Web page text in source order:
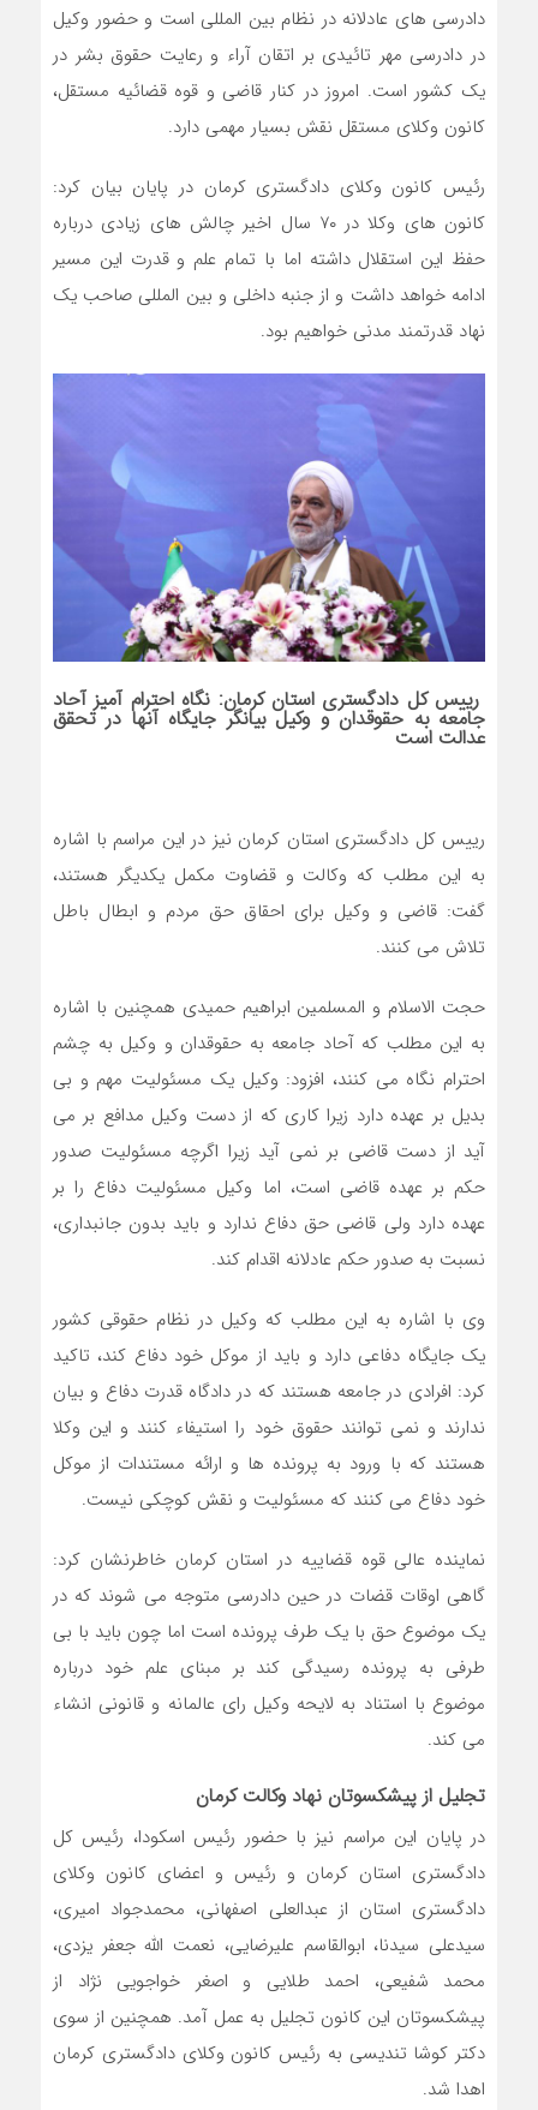
دادرسی های عادلانه در نظام بین المللی است و حضور وکیل
در دادرسی مهر تائیدی بر اتقان آراء و رعایت حقوق بشر در
یک کشور است. امروز در کنار قاضی و قوه قضائیه مستقل،
کانون وکلای مستقل نقش بسیار مهمی دارد.
رئیس کانون وکلای دادگستری کرمان در پایان بیان کرد:
کانون های وکلا در ۷۰ سال اخیر چالش های زیادی درباره
حفظ این استقلال داشته اما با تمام علم و قدرت این مسیر
ادامه خواهد داشت و از جنبه داخلی و بین المللی صاحب یک
نهاد قدرتمند مدنی خواهیم بود.
رییس کل دادگستری استان کرمان: نگاه احترام آمیز آحاد
جامعه به حقوقدان و وکیل بیانگر جایگاه آنها در تحقق
عدالت است
رییس کل دادگستری استان کرمان نیز در این مراسم با اشاره
به این مطلب که وکالت و قضاوت مکمل یکدیگر هستند،
گفت: قاضی و وکیل برای احقاق حق مردم و ابطال باطل
تلاش می کنند.
حجت الاسلام و المسلمین ابراهیم حمیدی همچنین با اشاره
به این مطلب که آحاد جامعه به حقوقدان و وکیل به چشم
احترام نگاه می کنند، افزود: وکیل یک مسئولیت مهم و بی
بدیل بر عهده دارد زیرا کاری که از دست وکیل مدافع بر می
آید از دست قاضی بر نمی آید زیرا اگرچه مسئولیت صدور
حکم بر عهده قاضی است، اما وکیل مسئولیت دفاع را بر
عهده دارد ولی قاضی حق دفاع ندارد و باید بدون جانبداری،
نسبت به صدور حکم عادلانه اقدام کند.
وی با اشاره به این مطلب که وکیل در نظام حقوقی کشور
یک جایگاه دفاعی دارد و باید از موکل خود دفاع کند، تاکید
کرد: افرادی در جامعه هستند که در دادگاه قدرت دفاع و بیان
ندارند و نمی توانند حقوق خود را استیفاء کنند و این وکلا
هستند که با ورود به پرونده ها و ارائه مستندات از موکل
خود دفاع می کنند که مسئولیت و نقش کوچکی نیست.
نماینده عالی قوه قضاییه در استان کرمان خاطرنشان کرد:
گاهی اوقات قضات در حین دادرسی متوجه می شوند که در
یک موضوع حق با یک طرف پرونده است اما چون باید با بی
طرفی به پرونده رسیدگی کند بر مبنای علم خود درباره
موضوع با استناد به لایحه وکیل رای عالمانه و قانونی انشاء
می کند.
تجلیل از پیشکسوتان نهاد وکالت کرمان
در پایان این مراسم نیز با حضور رئیس اسکودا، رئیس کل
دادگستری استان کرمان و رئیس و اعضای کانون وکلای
دادگستری استان از عبدالعلی اصفهانی، محمدجواد امیری،
سیدعلی سیدنا، ابوالقاسم علیرضایی، نعمت الله جعفر یزدی،
محمد شفیعی، احمد طلایی و اصغر خواجویی نژاد از
پیشکسوتان این کانون تجلیل به عمل آمد. همچنین از سوی
دکتر کوشا تندیسی به رئیس کانون وکلای دادگستری کرمان
اهدا شد.